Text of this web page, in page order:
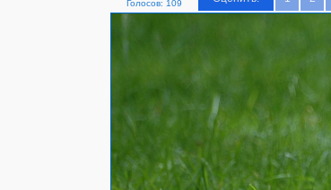
Голосов: 109